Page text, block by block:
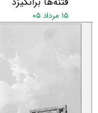
۱۵ مرداد ۰۵